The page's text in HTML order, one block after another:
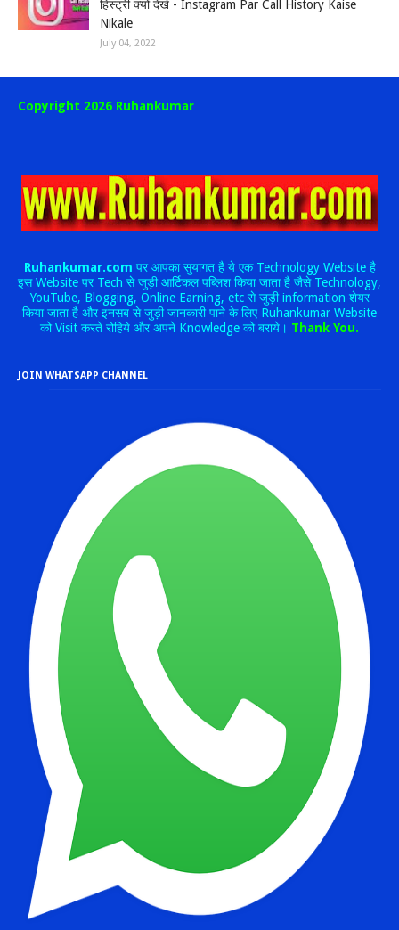
हिस्ट्री क्यों देखे - Instagram Par Call History Kaise
Nikale
July 04, 2022
Copyright 2026 Ruhankumar
Ruhankumar.com पर आपका सुयागत है ये एक Technology Website है
इस Website पर Tech से जुड़ी आर्टिकल पब्लिश किया जाता है जैसे Technology,
YouTube, Blogging, Online Earning, etc से जुड़ी information शेयर
किया जाता है और इनसब से जुड़ी जानकारी पाने के लिए Ruhankumar Website
को Visit करते रोहिये और अपने Knowledge को बराये। Thank You.
JOIN WHATSAPP CHANNEL